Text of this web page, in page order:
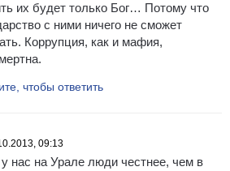
их будет только Бог… Потому что
с ними ничего не сможет
Коррупция, как и мафия,
чтобы ответить
09:13
нас на Урале люди честнее, чем в